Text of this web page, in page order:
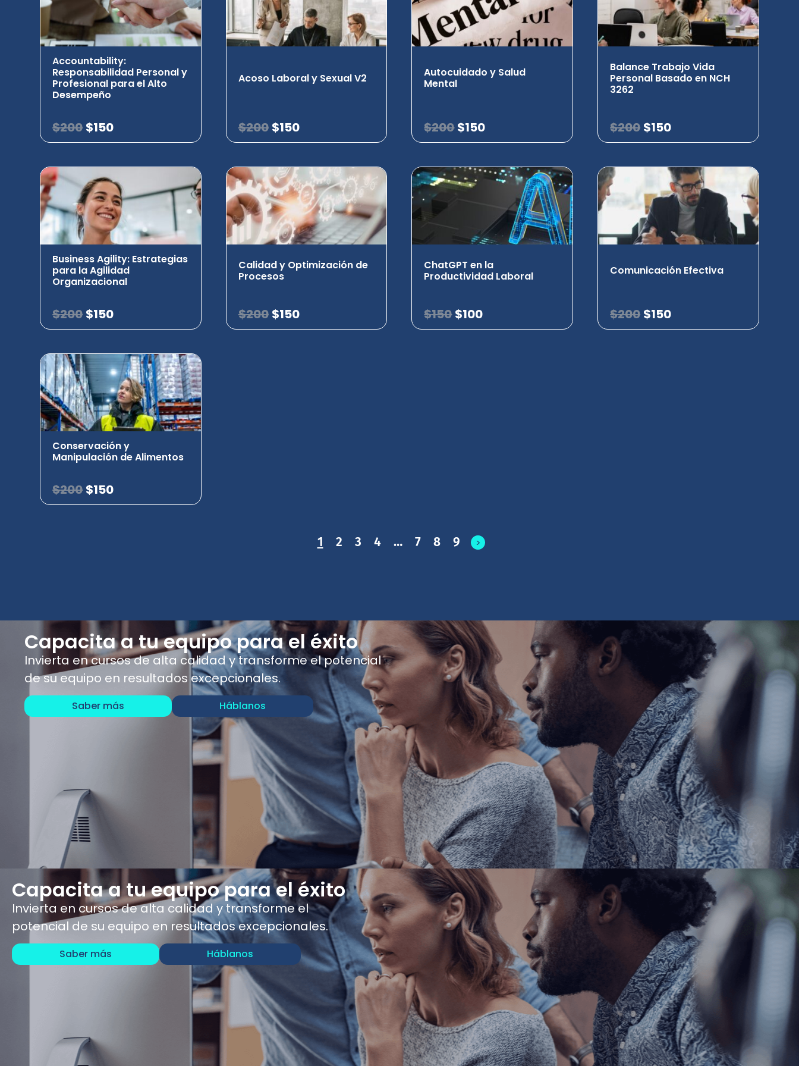
Accountability:
Responsabilidad Personal y
Profesional para el Alto
Desempeño
$200 $150
Acoso Laboral y Sexual V2
$200 $150
Autocuidado y Salud
Mental
$200$150
Balance Trabajo Vida
Personal Basado en NCH
3262
$200 $150
Business Agility: Estrategias
para la Agilidad
Organizacional
$200 $150
Calidad y Optimización de
Procesos
$200 $150
ChatGPT en la
Productividad Laboral
$150$100
Comunicación Efectiva
$200 $150
Conservación y
Manipulación de Alimentos
$200 $150
1 2 3 4 … 7 8 9 >
Capacita a tu equipo para el éxito
Invierta en cursos de alta calidad y transforme el potencial
de su equipo en resultados excepcionales.
Saber más Háblanos
Capacita a tu equipo para el éxito
Invierta en cursos de alta calidad y transforme el
potencial de su equipo en resultados excepcionales.
Saber más Háblanos